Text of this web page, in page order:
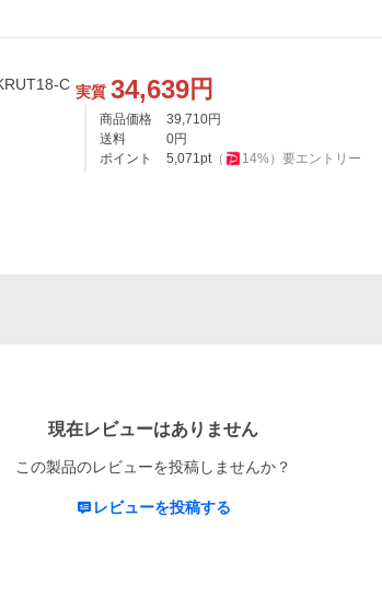
C 実質 34,639円
商品価格 39,710円
送料
0円
ポイント
5,071pt（ 14%） 要エントリー
現在レビューはありません
この製品のレビューを投稿しませんか？
レビューを投稿する